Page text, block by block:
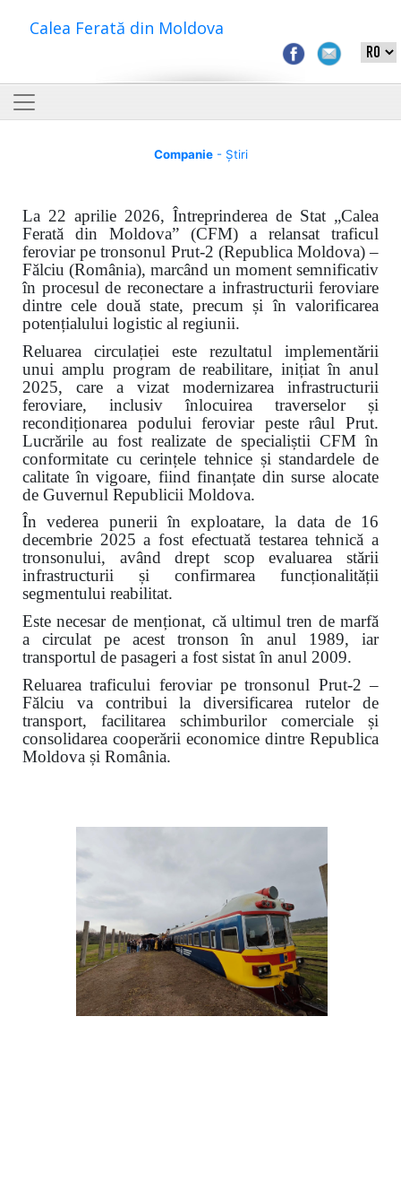
Calea Ferată din Moldova
Companie- Știri
La 22 aprilie 2026, Întreprinderea de Stat „Calea
Ferată din Moldova” (CFM) a relansat traficul
feroviar pe tronsonul Prut-2 (Republica Moldova) –
Fălciu (România), marcând un moment semnificativ
în procesul de reconectare a infrastructurii feroviare
dintre cele două state, precum și în valorificarea
potențialului logistic al regiunii.
Reluarea circulației este rezultatul implementării
unui amplu program de reabilitare, inițiat în anul
2025, care a vizat modernizarea infrastructurii
feroviare, inclusiv înlocuirea traverselor și
recondiționarea podului feroviar peste râul Prut.
Lucrările au fost realizate de specialiștii CFM în
conformitate cu cerințele tehnice și standardele de
calitate în vigoare, fiind finanțate din surse alocate
de Guvernul Republicii Moldova.
În vederea punerii în exploatare, la data de 16
decembrie 2025 a fost efectuată testarea tehnică a
tronsonului, având drept scop evaluarea stării
infrastructurii și confirmarea funcționalității
segmentului reabilitat.
Este necesar de menționat, că ultimul tren de marfă
a circulat pe acest tronson în anul 1989, iar
transportul de pasageri a fost sistat în anul 2009.
Reluarea traficului feroviar pe tronsonul Prut-2 –
Fălciu va contribui la diversificarea rutelor de
transport, facilitarea schimburilor comerciale și
consolidarea cooperării economice dintre Republica
Moldova și România.